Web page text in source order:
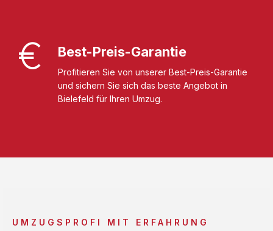
Best-Preis-Garantie
Profitieren Sie von unserer Best-Preis-Garantie
und sichern Sie sich das beste Angebot in
Bielefeld für Ihren Umzug.
UMZUGSPROFI MIT ERFAHRUNG